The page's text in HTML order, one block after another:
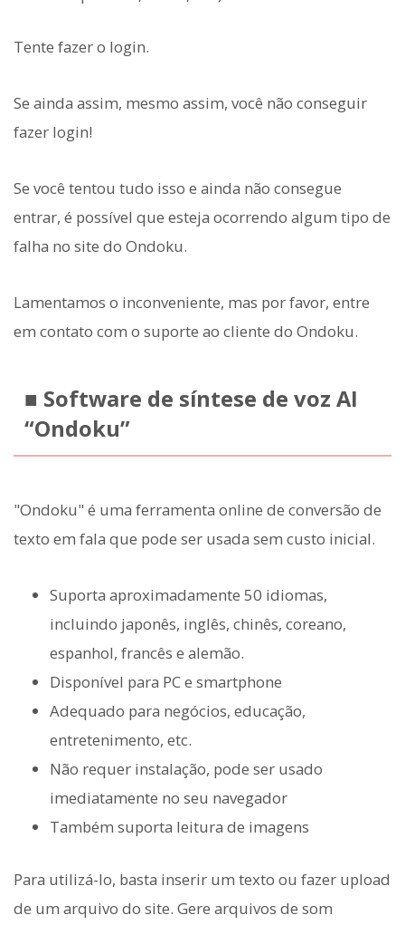
Tente fazer o login.
Se ainda assim, mesmo assim, você não conseguir
fazer login!
Se você tentou tudo isso e ainda não consegue
entrar, é possível que esteja ocorrendo algum tipo de
falha no site do Ondoku.
Lamentamos o inconveniente, mas por favor, entre
em contato com o suporte ao cliente do Ondoku.
■ Software de síntese de voz AI
“Ondoku”
"Ondoku" é uma ferramenta online de conversão de
texto em fala que pode ser usada sem custo inicial.
Suporta aproximadamente 50 idiomas,
incluindo japonês, inglês, chinês, coreano,
espanhol, francês e alemão.
Disponível para PC e smartphone
Adequado para negócios, educação,
entretenimento, etc.
Não requer instalação, pode ser usado
imediatamente no seu navegador
Também suporta leitura de imagens
Para utilizá-lo, basta inserir um texto ou fazer upload
de um arquivo do site. Gere arquivos de som